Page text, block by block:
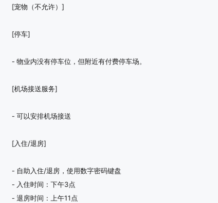
[宠物（不允许）]
[停车]
- 物业内没有停车位，但附近有付费停车场。
[机场接送服务]
- 可以安排机场接送
[入住/退房]
- 自助入住/退房，使用数字密码键盘
- 入住时间：下午3点
- 退房时间：上午11点